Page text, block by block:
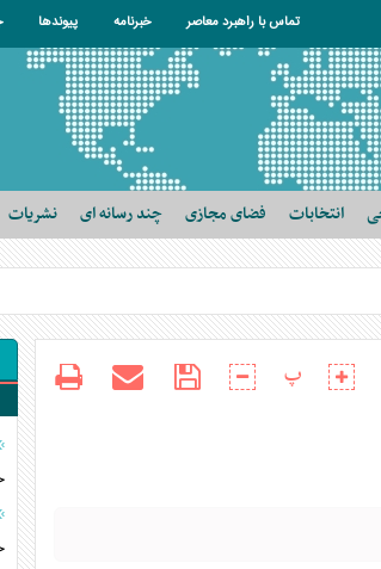
تماس با راهبرد معاصر خبرنامه پیوندها
انتخابات فضای مجازی چند رسانه ای نشریات
پ